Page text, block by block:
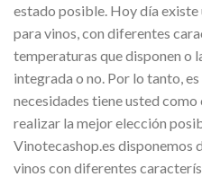
estado posible. Hoy día existe
para vinos, con diferentes
temperaturas que disponen o
integrada o no. Por lo tanto,
necesidades tiene usted
realizar la mejor elección
Vinotecashop.es disponemos
vinos con diferentes